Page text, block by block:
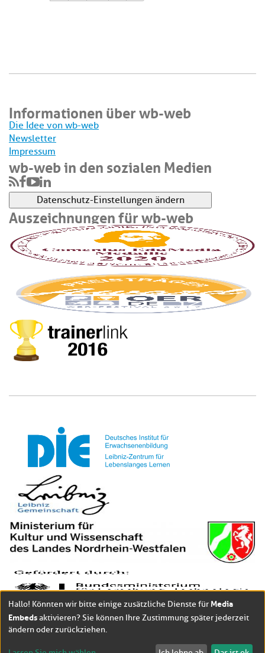
Informationen über wb-web
Die Idee von wb-web
Newsletter
Impressum
wb-web in den sozialen Medien
Datenschutz-Einstellungen ändern
Auszeichnungen für wb-web
Hallo! Könnten wir bitte einige zusätzliche Dienste für Media
Embedsaktivieren? Sie können Ihre Zustimmung später jederzeit
ändern oder zurückziehen.